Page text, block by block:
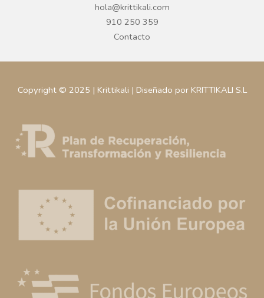
hola@krittikali.com
910 250 359
Contacto
Copyright © 2025 | Krittikali | Diseñado por KRITTIKALI S.L